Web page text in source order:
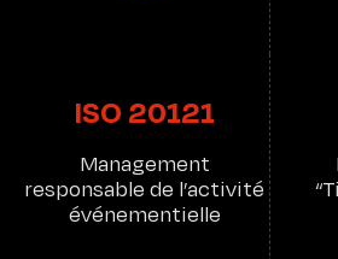
ISO 20121
Management
responsable de l’activité
événementielle